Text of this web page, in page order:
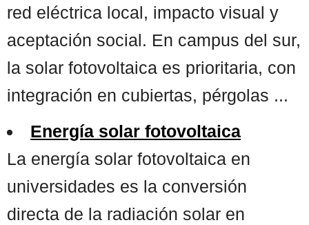
red eléctrica local, impacto visual y
aceptación social. En campus del sur,
la solar fotovoltaica es prioritaria, con
integración en cubiertas, pérgolas ...
Energía solar fotovoltaica
La energía solar fotovoltaica en
universidades es la conversión
directa de la radiación solar en